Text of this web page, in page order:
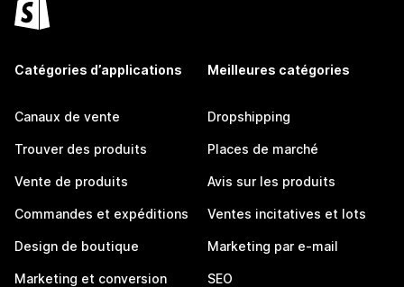
Catégories d’applications
Canaux de vente
Trouver des produits
Vente de produits
Commandes et expéditions
Design de boutique
Marketing et conversion
Meilleures catégories
Dropshipping
Places de marché
Avis sur les produits
Ventes incitatives et lots
Marketing par e-mail
SEO